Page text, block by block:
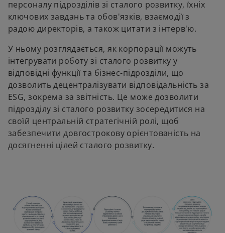
персоналу підрозділів зі сталого розвитку, їхніх
ключових завдань та обов'язків, взаємодії з
радою директорів, а також цитати з інтерв'ю.
У ньому розглядається, як корпорації можуть
інтегрувати роботу зі сталого розвитку у
відповідні функції та бізнес-підрозділи, що
дозволить децентралізувати відповідальність за
ESG, зокрема за звітність. Це може дозволити
підрозділу зі сталого розвитку зосередитися на
своїй центральній стратегічній ролі, щоб
забезпечити довгострокову орієнтованість на
досягненні цілей сталого розвитку.